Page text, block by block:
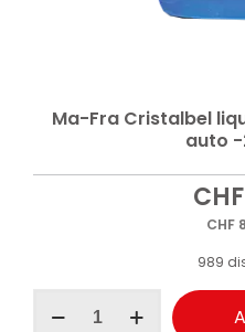
Ma-Fra Cristalbel
auto -
CHF
CHF
989
Fra